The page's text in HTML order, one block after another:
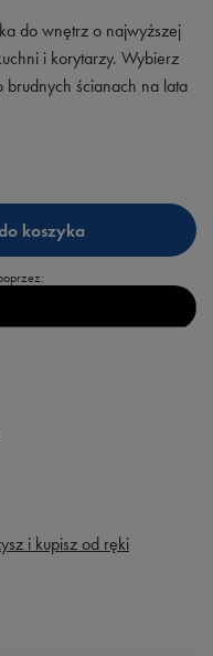
do wnętrz o najwyższej
i korytarzy. Wybierz
brudnych ścianach na lata
koszyka
i kupisz od ręki